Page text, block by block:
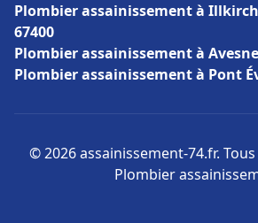
Plombier assainissement à
67400
Plombier assainissement à
Plombier assainissement à Pont
© 2026 assainissement-74.fr.
Plombier